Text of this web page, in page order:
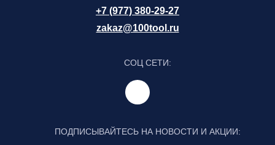
+7 (977) 380-29-27
zakaz@100tool.ru
СОЦ СЕТИ:
ПОДПИСЫВАЙТЕСЬ НА НОВОСТИ И АКЦИИ: